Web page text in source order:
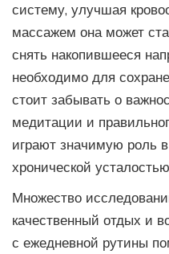
систему, улучшая
массажем она может
снять накопившееся
необходимо для
стоит забывать о
медитации и
играют значимую роль
хронической
Множество
качественный отдых и
с ежедневной рутины